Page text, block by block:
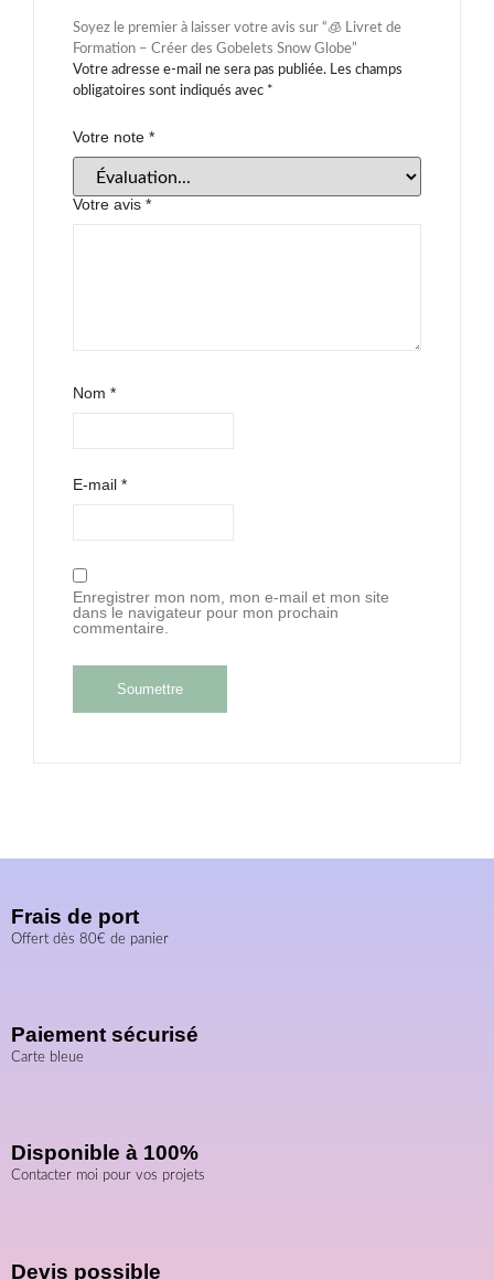
Soyez le premier à laisser votre avis sur “🧊 Livret de
Formation – Créer des Gobelets Snow Globe”
Votre adresse e-mail ne sera pas publiée. Les champs
obligatoires sont indiqués avec *
Votre note *
Votre avis *
Nom *
E-mail *
Enregistrer mon nom, mon e-mail et mon site
dans le navigateur pour mon prochain
commentaire.
Frais de port
Offert dès 80€ de panier
Paiement sécurisé
Carte bleue
Disponible à 100%
Contacter moi pour vos projets
Devis possible